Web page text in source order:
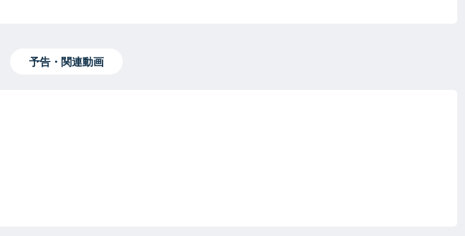
予告・関連動画